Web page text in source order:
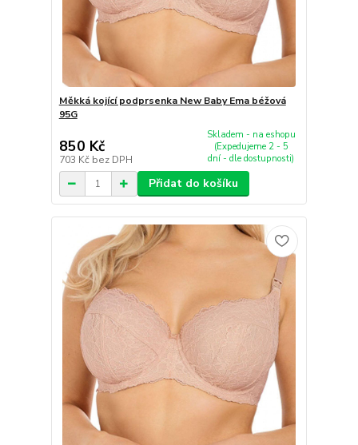
Měkká kojící podprsenka New Baby Ema béžová
95G
850 Kč
703 Kč bez DPH
Skladem - na eshopu
(Expedujeme 2 - 5
dní - dle dostupnosti)
Přidat do košíku